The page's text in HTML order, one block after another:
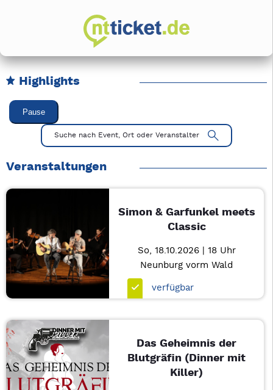
Highlights
Karussell Veranstaltungen überspringen
Pause
Mit Tab zu den Steuerelementen wechseln. Mit Pfeiltasten
Suche nach Event, Ort oder Veranstalter
Veranstaltungen
Simon & Garfunkel meets
Classic
So, 18.10.2026 | 18 Uhr
Neunburg vorm Wald
verfügbar
Das Geheimnis der
Blutgräfin (Dinner mit
Killer)